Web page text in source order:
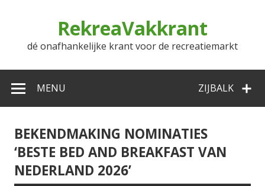
RekreaVakkrant
dé onafhankelijke krant voor de recreatiemarkt
ZIJBALK
MENU
BEKENDMAKING NOMINATIES
‘BESTE BED AND BREAKFAST VAN
NEDERLAND 2026’